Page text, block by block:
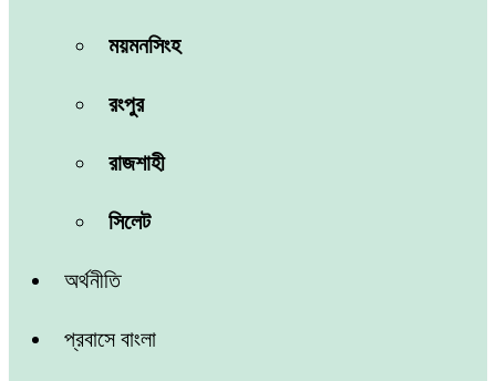
ময়মনসিংহ
রংপুর
রাজশাহী
সিলেট
অর্থনীতি
প্রবাসে বাংলা